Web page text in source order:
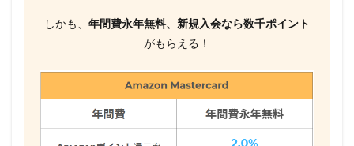
しかも、 年間費永年無料、新規入会なら数千ポイント
がもらえる！